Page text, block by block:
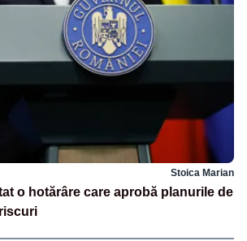
Stoica Marian
o hotărâre care aprobă planurile de